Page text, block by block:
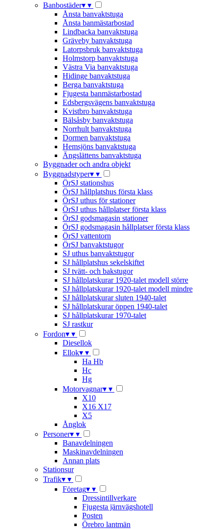
Banbostäder▾ ▾
Ånsta banvaktstuga
Ånsta banmästarbostad
Lindbacka banvaktstuga
Gräveby banvaktstuga
Latorpsbruk banvaktstuga
Holmstorp banvaktstuga
Västra Via banvaktstuga
Hidinge banvaktstuga
Berga banvaktstuga
Fjugesta banmästarbostad
Edsbergsvägens banvaktstuga
Kvistbro banvaktstuga
Bälsåsby banvaktstuga
Norrhult banvaktstuga
Dormen banvaktstuga
Hemsjöns banvaktstuga
Ängslättens banvaktstuga
Byggnader och andra objekt
Byggnadstyper▾ ▾
ÖrSJ stationshus
ÖrSJ hållplatshus första klass
ÖrSJ uthus för stationer
ÖrSJ uthus hållplatser första klass
ÖrSJ godsmagasin stationer
ÖrSJ godsmagasin hållplatser första klass
ÖrSJ vattentorn
ÖrSJ banvaktstugor
SJ uthus banvaktstugor
SJ hållplatshus sekelskiftet
SJ tvätt- och bakstugor
SJ hållplatskurar 1920-talet modell större
SJ hållplatskurar 1920-talet modell mindre
SJ hållplatskurar sluten 1940-talet
SJ hållplatskurar öppen 1940-talet
SJ hållplatskurar 1970-talet
SJ rastkur
Fordon▾ ▾
Diesellok
Ellok▾ ▾
Ha Hb
Hc
Hg
Motorvagnar▾ ▾
X10
X16 X17
X5
Ånglok
Personer▾ ▾
Banavdelningen
Maskinavdelningen
Annan plats
Stationsur
Trafik▾ ▾
Företag▾ ▾
Dressintillverkare
Fjugesta järnvägshotell
Posten
Örebro lantmän